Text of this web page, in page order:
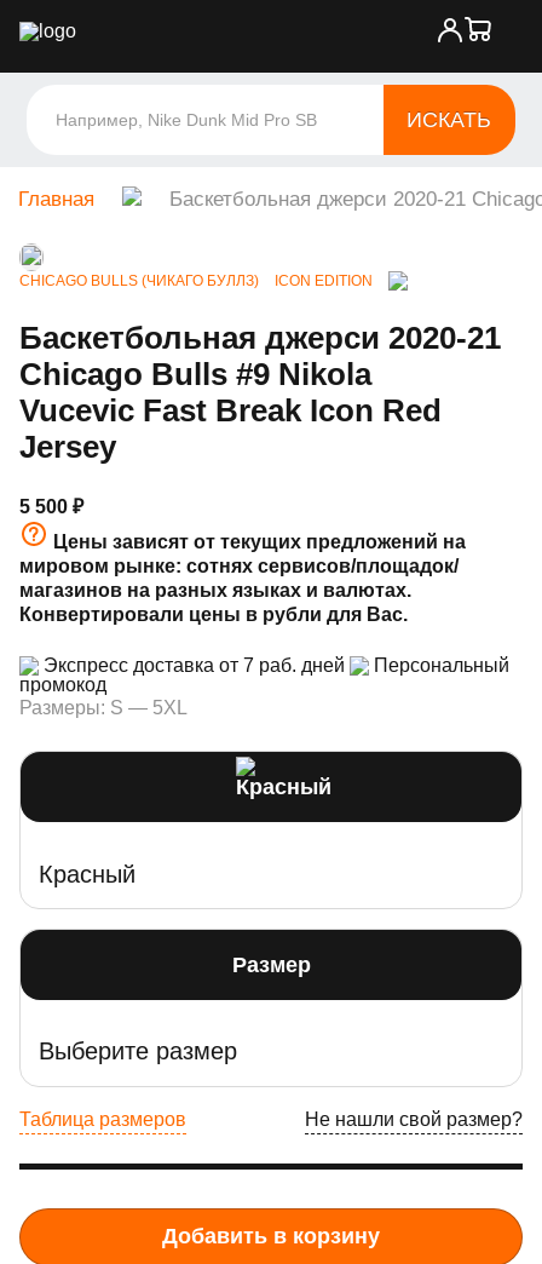
ИСКАТЬ
Главная Баскетбольная джерси 2020-21
CHICAGO BULLS (ЧИКАГО БУЛЛЗ) ICON EDITION
Баскетбольная джерси 2020-21
Chicago Bulls #9 Nikola
Vucevic Fast Break Icon Red
Jersey
5 500 ₽
Цены зависят от текущих предложений на
мировом рынке: сотнях сервисов/площадок/
магазинов на разных языках и валютах.
Конвертировали цены в рубли для Вас.
Экспресс доставка от 7 раб. дней
Персональный
промокод
Размеры: S — 5XL
Красный
Размер
Выберите размер
Таблица размеров Не нашли свой размер?
Добавить в корзину